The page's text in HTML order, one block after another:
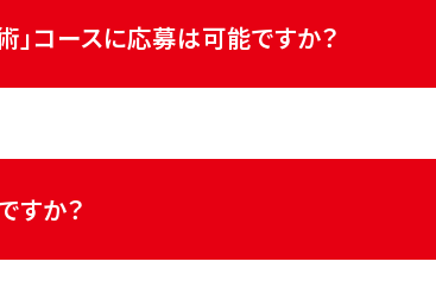
術」コースに応募は可能ですか？
するため、理系の方のみ応募を受け付けております。
すか？